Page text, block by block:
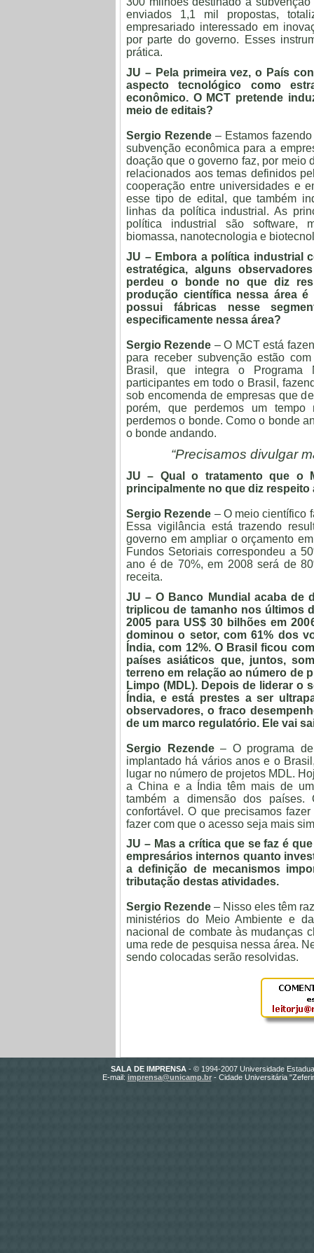
enviados 1,1 mil propostas,
empresariado interessado em
por parte do governo. Esses
prática.
JU – Pela primeira vez, o País
aspecto tecnológico como
econômico. O MCT pretende
meio de editais?
Sergio Rezende – Estamos
subvenção econômica para a
doação que o governo faz, por meio
relacionados aos temas definidos
cooperação entre universidades e
esse tipo de edital, que também
linhas da política industrial. As
política industrial são software,
biomassa, nanotecnologia e
JU – Embora a política industrial
estratégica, alguns
perdeu o bonde no que diz
produção científica nessa área
possui fábricas nesse
especificamente nessa área?
Sergio Rezende – O MCT está
para receber subvenção estão
Brasil, que integra o Programa
participantes em todo o Brasil,
sob encomenda de empresas que
porém, que perdemos um
perdemos o bonde. Como o bonde
o bonde andando.
“Precisamos divulgar
JU – Qual o tratamento que o
principalmente no que diz
Sergio Rezende – O meio científico
Essa vigilância está trazendo
governo em ampliar o orçamento
Fundos Setoriais correspondeu a
ano é de 70%, em 2008 será de
receita.
JU – O Banco Mundial acaba de
triplicou de tamanho nos últimos
2005 para US$ 30 bilhões em
dominou o setor, com 61% dos
Índia, com 12%. O Brasil ficou
países asiáticos que, juntos,
terreno em relação ao número de
Limpo (MDL). Depois de liderar o
Índia, e está prestes a ser
observadores, o fraco
de um marco regulatório. Ele vai
Sergio Rezende– O programa de
implantado há vários anos e o
lugar no número de projetos MDL.
a China e a Índia têm mais de
também a dimensão dos
confortável. O que precisamos
fazer com que o acesso seja mais
JU – Mas a crítica que se faz é
empresários internos quanto
a definição de mecanismos
tributação destas atividades.
Sergio Rezende – Nisso eles têm
ministérios do Meio Ambiente e
nacional de combate às mudanças
uma rede de pesquisa nessa área.
sendo colocadas serão resolvidas.
SALA DE IMPRENSA- © 1994-2007 Universidade
E-mail: imprensa@unicamp.br- Cidade Universitária